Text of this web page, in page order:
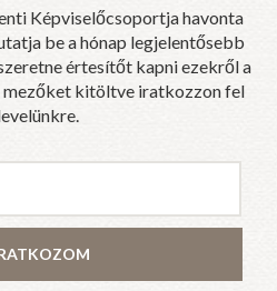
Képviselőcsoportja havonta
be a hónap legjelentősebb
értesítőt kapni ezekről a
kitöltve iratkozzon fel